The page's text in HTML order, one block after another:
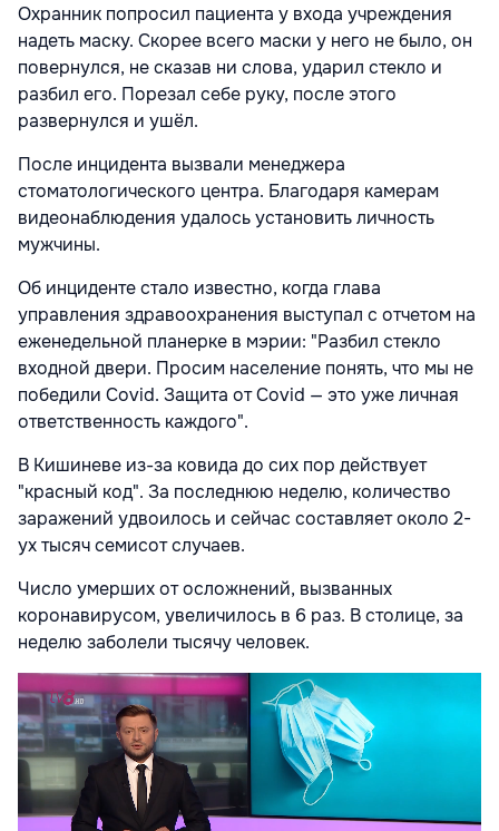
Охранник попросил пациента у входа учреждения
надеть маску. Скорее всего маски у него не было, он
повернулся, не сказав ни слова, ударил стекло и
разбил его. Порезал себе руку, после этого
развернулся и ушёл.
После инцидента вызвали менеджера
стоматологического центра. Благодаря камерам
видеонаблюдения удалось установить личность
мужчины.
Об инциденте стало известно, когда глава
управления здравоохранения выступал с отчетом на
еженедельной планерке в мэрии: "Разбил стекло
входной двери. Просим население понять, что мы не
победили Covid. Защита от Covid — это уже личная
ответственность каждого".
В Кишиневе из-за ковида до сих пор действует
"красный код". За последнюю неделю, количество
заражений удвоилось и сейчас составляет около 2-
ух тысяч семисот случаев.
Число умерших от осложнений, вызванных
коронавирусом, увеличилось в 6 раз. В столице, за
неделю заболели тысячу человек.